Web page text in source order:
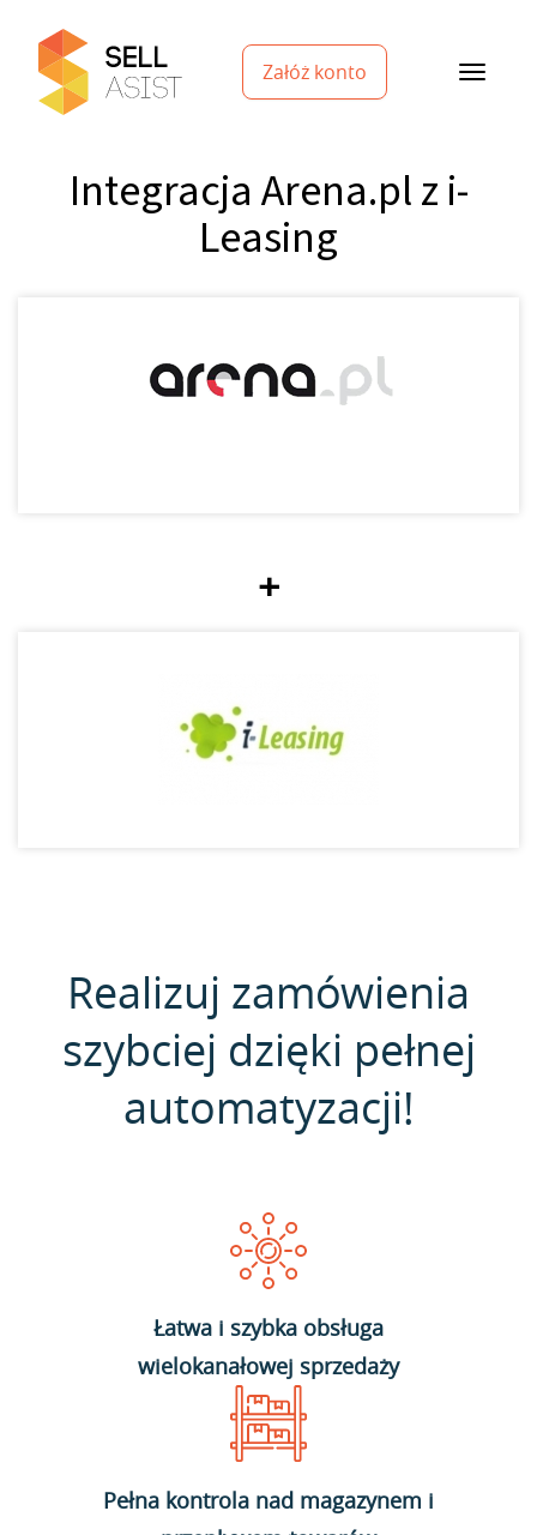
Załóż konto
Integracja Arena.pl z i-
Leasing
+
Realizuj zamówienia
szybciej dzięki pełnej
automatyzacji!
Łatwa i szybka obsługa
wielokanałowej sprzedaży
Pełna kontrola nad magazynem i